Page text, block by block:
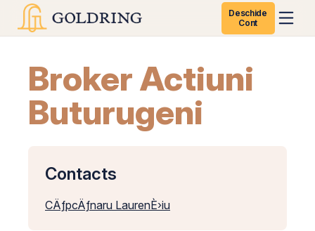
Deschide
Cont
Broker Actiuni
Buturugeni
Contacts
CÄƒpcÄƒnaru LaurenÈ›iu